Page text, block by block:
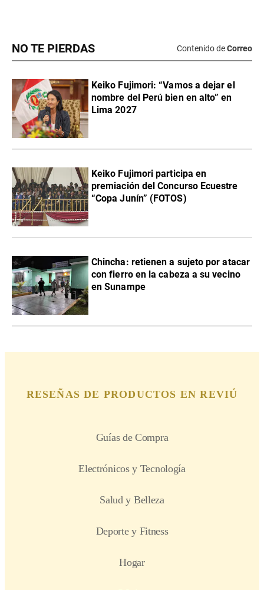
NO TE PIERDAS Contenido deCorreo
Keiko Fujimori: “Vamos a dejar el
nombre del Perú bien en alto” en
Lima 2027
Keiko Fujimori participa en
premiación del Concurso Ecuestre
“Copa Junín” (FOTOS)
Chincha: retienen a sujeto por atacar
con fierro en la cabeza a su vecino
en Sunampe